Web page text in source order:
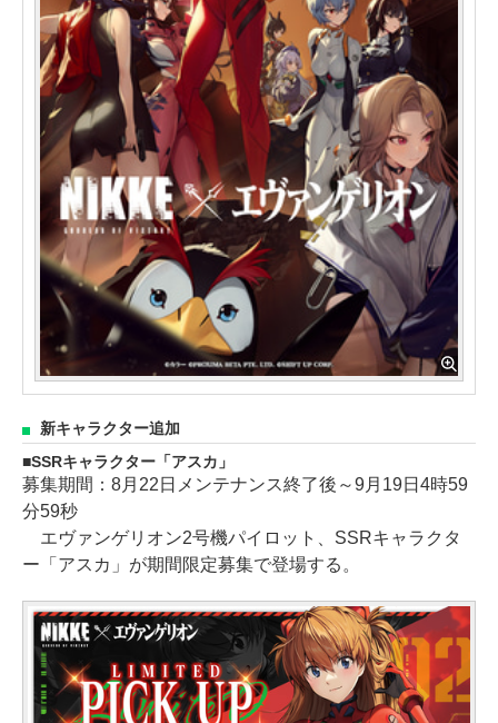
新キャラクター追加
SSRキャラクター「アスカ」
募集期間：8月22日メンテナンス終了後～9月19日4時59
分59秒
エヴァンゲリオン2号機パイロット、SSRキャラクタ
ー「アスカ」が期間限定募集で登場する。